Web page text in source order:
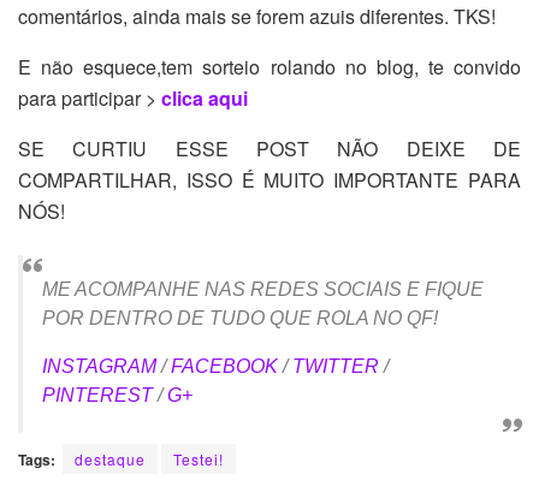
comentários, ainda mais se forem azuis diferentes. TKS!
E não esquece,tem sorteio rolando no blog, te convido
para participar > clica aqui
SE CURTIU ESSE POST NÃO DEIXE DE
COMPARTILHAR, ISSO É MUITO IMPORTANTE PARA
NÓS!
ME ACOMPANHE NAS REDES SOCIAIS E FIQUE
POR DENTRO DE TUDO QUE ROLA NO QF!
INSTAGRAM/FACEBOOK/TWITTER /
PINTEREST/G+
Tags: destaque Testei!